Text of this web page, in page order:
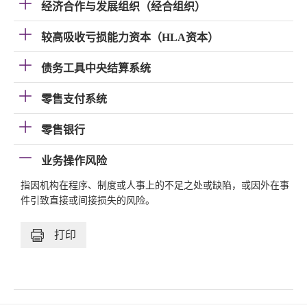
经济合作与发展组织（经合组织）
较高吸收亏损能力资本（HLA资本）
债务工具中央结算系统
零售支付系统
零售银行
业务操作风险
指因机构在程序、制度或人事上的不足之处或缺陷，或因外在事
件引致直接或间接损失的风险。
打印